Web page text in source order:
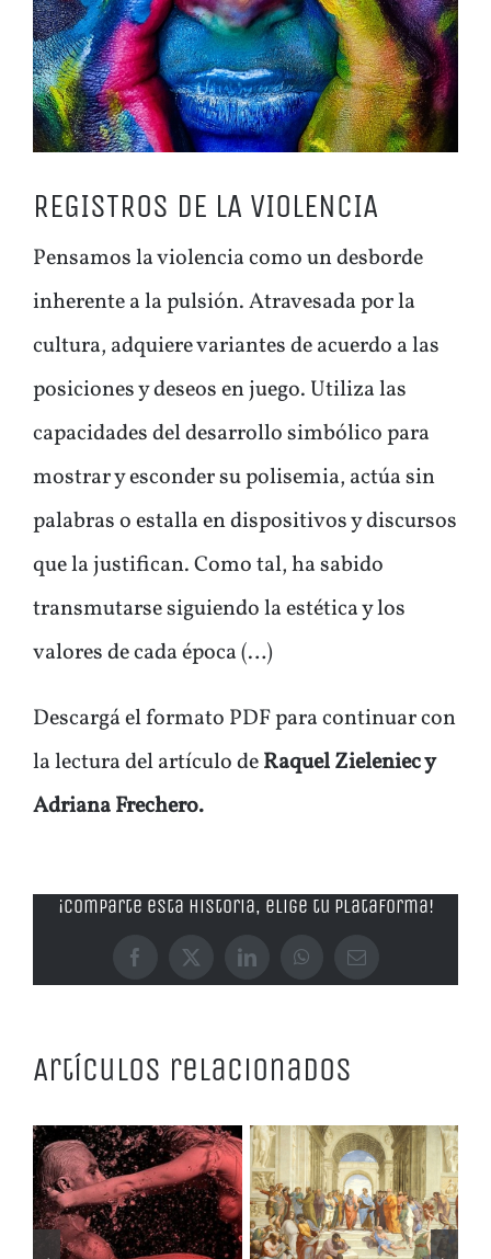
REGISTROS DE LA VIOLENCIA
Pensamos la violencia como un desborde
inherente a la pulsión. Atravesada por la
cultura, adquiere variantes de acuerdo a las
posiciones y deseos en juego. Utiliza las
capacidades del desarrollo simbólico para
mostrar y esconder su polisemia, actúa sin
palabras o estalla en dispositivos y discursos
que la justifican. Como tal, ha sabido
transmutarse siguiendo la estética y los
valores de cada época (…)
Descargá el formato PDFpara continuar con
la lectura del artículo deRaquel Zieleniec y
Adriana Frechero.
¡Comparte esta historia, elige tu plataforma!
Facebook
X LinkedInWhatsAppCorreo
electrónico
Artículos relacionados